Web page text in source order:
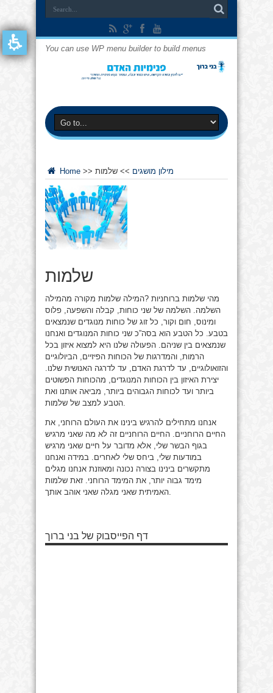
You can use WP menu builder to build menus
Home >> מילון מושגים >> שלמות
שלמות
מהי שלמות ברוחניות ?המילה שלמות מקורה מהמילה
השלמה. השלמה של שני כוחות, קבלה והשפעה, פלוס
ומינוס, חום וקור, כל זוג של כוחות מנוגדים שנמצאים
בטבע. כל הטבע הוא בסה”כ שני כוחות המנוגדים ואנחנו
שנמצאים בין שניהם. הפעולה שלנו היא למצוא איזון בכל
הרמות, והמדרגות של הכוחות הפיזיים, הביולוגיים
והזואולוגיים, עד לדרגת האדם, עד לדרגה האנושית שלנו.
יצירת האיזון בין הכוחות המנוגדים, מהכוחות הפשוטים
ביותר ועד לכוחות הגבוהים ביותר, מביאה אותנו ואת
אנחנו מתחילים להרגיש בינינו את העולם הרוחני, את
החיים הרוחניים. החיים הרוחניים זה לא מה שאני מרגיש
בגוף הבשר שלי, אלא מדובר על חיים שאני מרגיש
במודעות שלי, ביחס שלי לאחרים. במידה ואנחנו
מתקשרים בינינו בצורה נכונה ומאוזנת אנחנו מגלים
מימד גבוה יותר, את המימד הרוחני. זאת שלמות
דף הפייסבוק של בני ברוך